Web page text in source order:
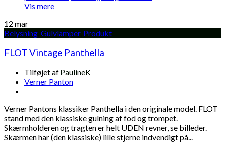
Vis mere
12 mar
Belysning Gulvlamper, Produkt
FLOT Vintage Panthella
Tilføjet af PaulineK
Verner Panton
Verner Pantons klassiker Panthella i den originale model. FLOT
stand med den klassiske gulning af fod og trompet.
Skærmholderen og tragten er helt UDEN revner, se billeder.
Skærmen har (den klassiske) lille stjerne indvendigt på...